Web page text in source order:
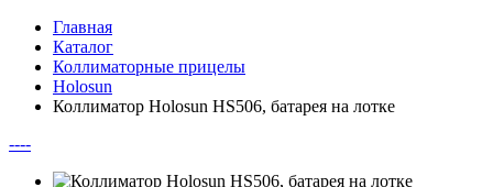
Главная
Каталог
Коллиматорные прицелы
Holosun
Коллиматор Holosun HS506, батарея на лотке
----